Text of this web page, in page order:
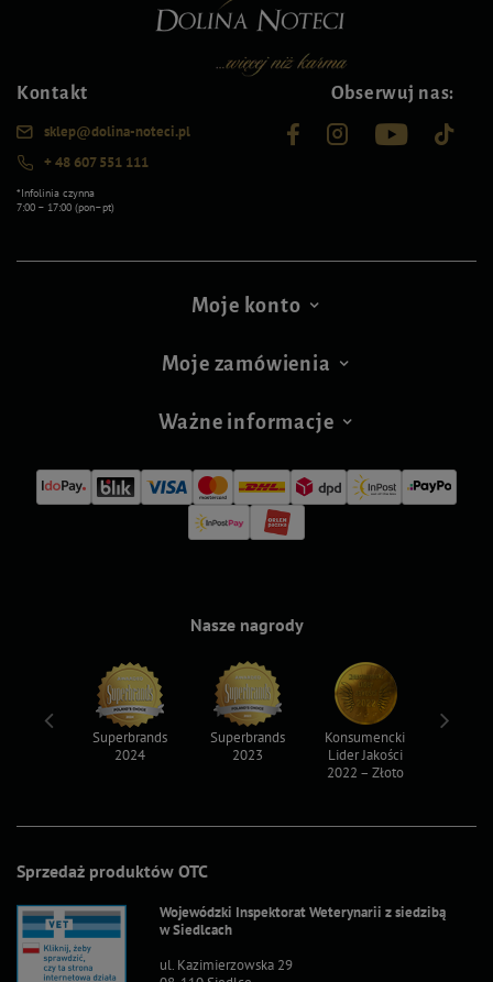
Kontakt
sklep@dolina-noteci.pl
+ 48 607 551 111
*Infolinia czynna
7:00 – 17:00 (pon–pt)
Obserwuj nas:
Moje konto
Moje zamówienia
Ważne informacje
Sprzedaż produktów OTC
Wojewódzki Inspektorat Weterynarii z siedzibą
w Siedlcach
ul. Kazimierzowska 29
Nasze nagrody
Superbrands
2024
Superbrands
2023
Konsumencki
Lider Jakości
2022 – Złoto